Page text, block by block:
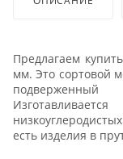
Предлагаем
мм. Это сортовой
подверженный
есть изделия в